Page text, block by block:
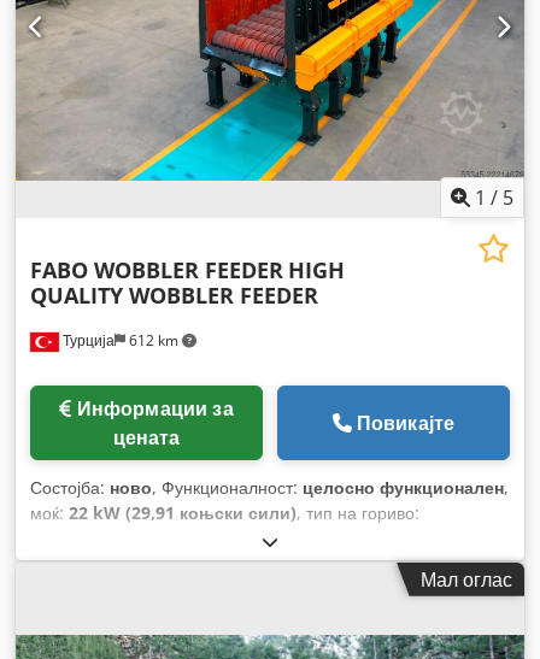
1 / 5
Турција 612 km
FABO WOBBLER FEEDER HIGH
QUALITY WOBBLER FEEDER
цената
Повикајте
Состојба: ново, Функционалност: целосно функционален,
моќ: 22 kW (29,91 коњски сили), тип на гориво:
, Година на изградба:
Мал оглас